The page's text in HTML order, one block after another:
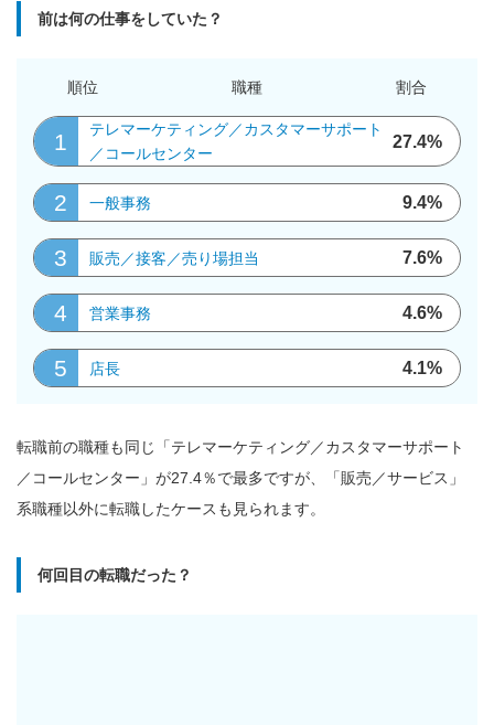
前は何の仕事をしていた？
順位 職種 割合
1
テレマーケティング／カスタマーサポート
／コールセンター
27.4%
2 一般事務 9.4%
3 販売／接客／売り場担当 7.6%
4 営業事務 4.6%
5 店長 4.1%
転職前の職種も同じ「テレマーケティング／カスタマーサポート
／コールセンター」が27.4％で最多ですが、「販売／サービス」
系職種以外に転職したケースも見られます。
何回目の転職だった？